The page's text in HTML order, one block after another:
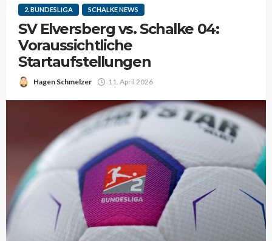
2. BUNDESLIGA SCHALKE NEWS
SV Elversberg vs. Schalke 04:
Voraussichtliche
Startaufstellungen
Hagen Schmelzer 11. April 2026